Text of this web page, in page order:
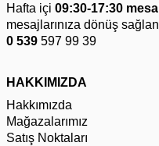
Hafta içi 09:30-17:30
mesajlarınıza dönüş
0 539 597 99 39
HAKKIMIZDA
Hakkımızda
Mağazalarımız
Satış Noktaları